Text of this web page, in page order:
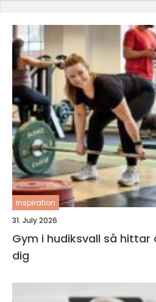
inspiration
31. July 2026
Gym i hudiksvall så hittar du rätt träning för
dig